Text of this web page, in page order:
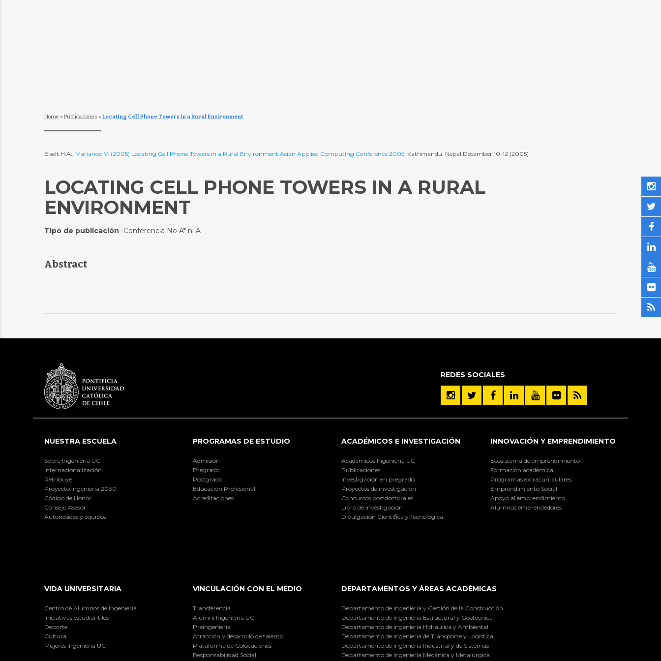
Home » Publicaciones » Locating Cell Phone Towers in a Rural Environment
Eiselt H.A., Marianov V. (2005) Locating Cell Phone Towers in a Rural Environment Asian Applied Computing Conference 2005, Kathmandu, Nepal December 10-12 (2005)
LOCATING CELL PHONE TOWERS IN A RURAL
ENVIRONMENT
Tipo de publicación : Conferencia No A* ni A
Abstract
REDES SOCIALES
NUESTRA ESCUELA
Sobre Ingeniería UC
Internacionalización
Retribuye
Proyecto Ingeniería 2030
Código de Honor
Consejo Asesor
Autoridades y equipos
PROGRAMAS DE ESTUDIO
Admisión
Pregrado
Postgrado
Educación Profesional
Acreditaciones
ACADÉMICOS E INVESTIGACIÓN
Académicos Ingeniería UC
Publicaciones
Investigación en pregrado
Proyectos de investigación
Concursos postdoctorales
Libro de Investigación
Divulgación Científica y Tecnológica
INNOVACIÓN Y EMPRENDIMIENTO
Ecosistema de emprendimiento
Formación académica
Programas extracurriculares
Emprendimiento Social
Apoyo al emprendimiento
Alumnos emprendedores
VIDA UNIVERSITARIA
Centro de Alumnos de Ingeniería
Iniciativas estudiantiles
Deporte
Cultura
Mujeres Ingeniería UC
VINCULACIÓN CON EL MEDIO
Transferencia
Alumni Ingeniería UC
Preingeniería
Atracción y desarrollo de talento
Plataforma de Colocaciones
Responsabilidad Social
DEPARTAMENTOS Y ÁREAS ACADÉMICAS
Departamento de Ingeniería y Gestión de la Construcción
Departamento de Ingeniería Estructural y Geotécnica
Departamento de Ingeniería Hidráulica y Ambiental
Departamento de Ingeniería de Transporte y Logística
Departamento de Ingeniería Industrial y de Sistemas
Departamento de Ingeniería Mecánica y Metalúrgica